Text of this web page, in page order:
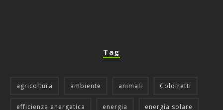
Tag
agricoltura ambiente animali Coldiretti
efficienza energetica energia energia solare